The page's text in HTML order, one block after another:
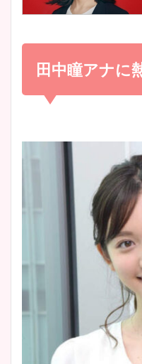
田中瞳アナに